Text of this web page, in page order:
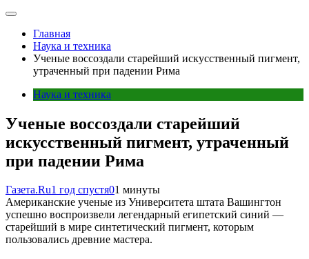
Главная
Наука и техника
Ученые воссоздали старейший искусственный пигмент,
утраченный при падении Рима
Наука и техника
Ученые воссоздали старейший
искусственный пигмент, утраченный
при падении Рима
Газета.Ru1 год спустя01 минуты
Американские ученые из Университета штата Вашингтон
успешно воспроизвели легендарный египетский синий —
старейший в мире синтетический пигмент, которым
пользовались древние мастера.